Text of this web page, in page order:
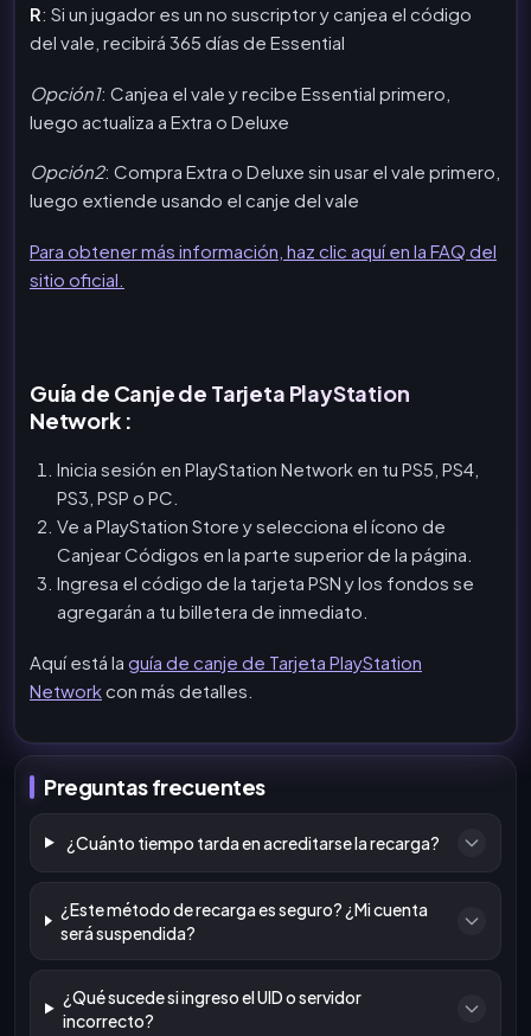
R: Si un jugador es un no suscriptor y canjea el código
del vale, recibirá 365 días de Essential
Opción1: Canjea el vale y recibe Essential primero,
luego actualiza a Extra o Deluxe
Opción2: Compra Extra o Deluxe sin usar el vale primero,
luego extiende usando el canje del vale
Para obtener más información, haz clic aquí en la FAQ del
sitio oficial.
Guía de Canje de Tarjeta PlayStation
Network :
Inicia sesión en PlayStation Network en tu PS5, PS4,
PS3, PSP o PC.
Ve a PlayStation Store y selecciona el ícono de
Canjear Códigos en la parte superior de la página.
Ingresa el código de la tarjeta PSN y los fondos se
agregarán a tu billetera de inmediato.
Aquí está la guía de canje de Tarjeta PlayStation
Networkcon más detalles.
Preguntas frecuentes
¿Cuánto tiempo tarda en acreditarse la recarga?
¿Este método de recarga es seguro? ¿Mi cuenta
será suspendida?
¿Qué sucede si ingreso el UID o servidor
incorrecto?